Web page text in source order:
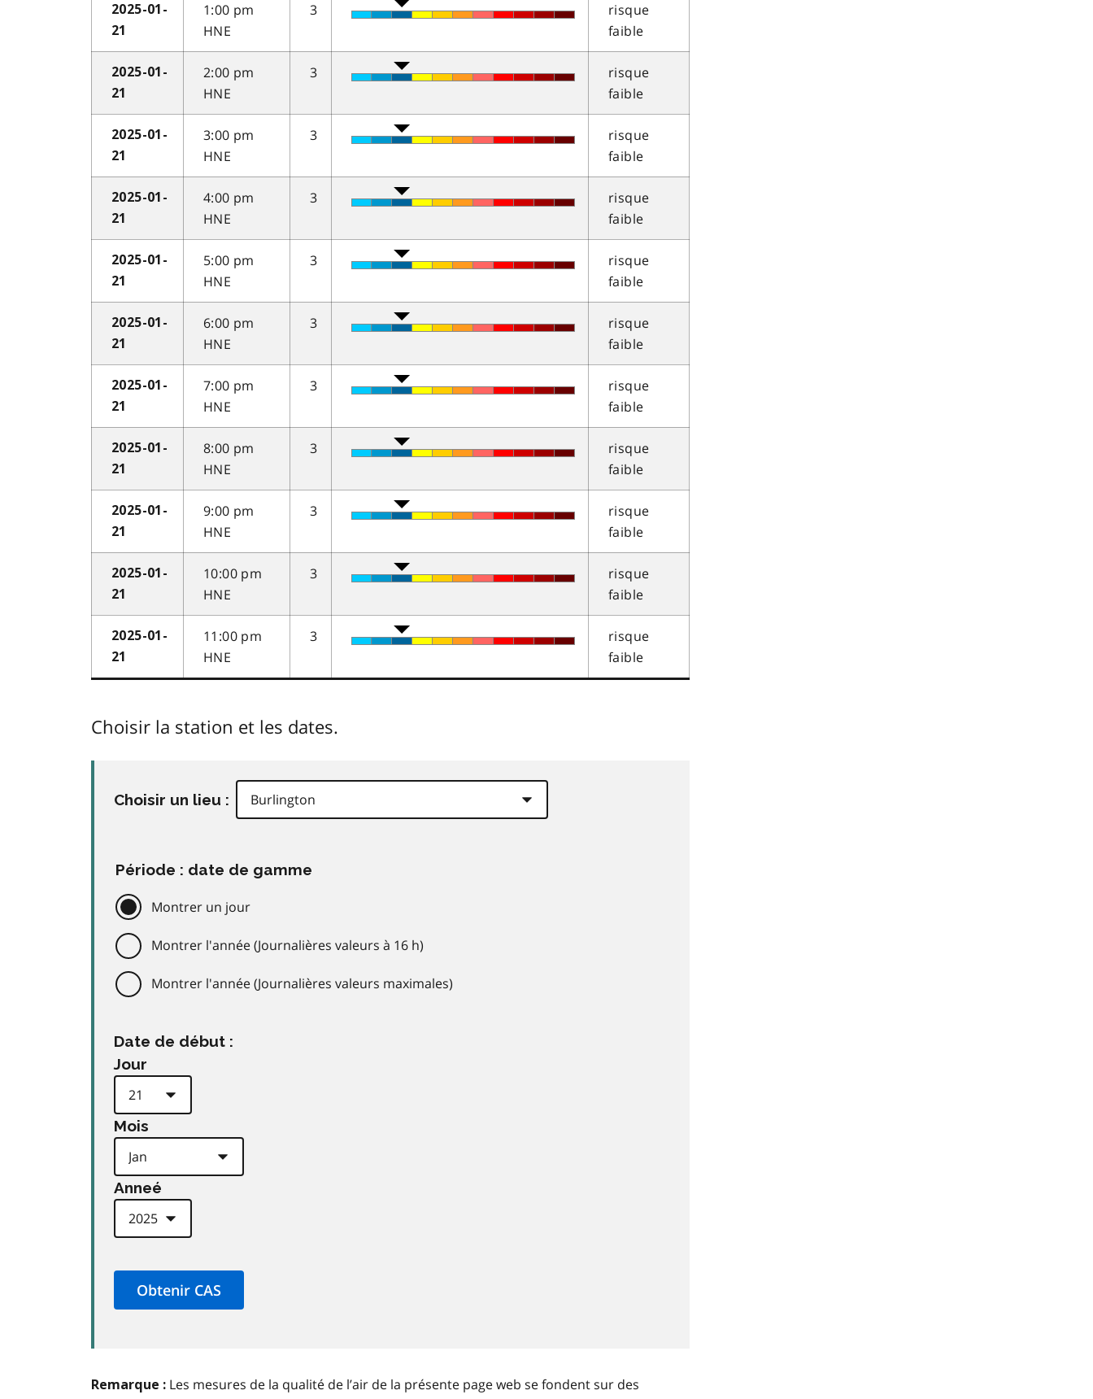
2025-01-
21
1:00 pm
HNE
3
risque
faible
2025-01-
21
2:00 pm
HNE
3
risque
faible
2025-01-
21
3:00 pm
HNE
3
risque
faible
2025-01-
21
4:00 pm
HNE
3
risque
faible
2025-01-
21
5:00 pm
HNE
3
risque
faible
2025-01-
21
6:00 pm
HNE
3
risque
faible
2025-01-
21
7:00 pm
HNE
3
risque
faible
2025-01-
21
8:00 pm
HNE
3
risque
faible
2025-01-
21
9:00 pm
HNE
3
risque
faible
2025-01-
21
10:00 pm
HNE
3
risque
faible
2025-01-
21
11:00 pm
HNE
3
risque
faible
Choisir la station et les dates.
Choisir un lieu :
Période : date de gamme
Montrer un jour
Montrer l'année (Journalières valeurs à 16 h)
Montrer l'année (Journalières valeurs maximales)
Date de début :
Jour
Mois
Anneé
Remarque : Les mesures de la qualité de l’air de la présente page web se fondent sur des